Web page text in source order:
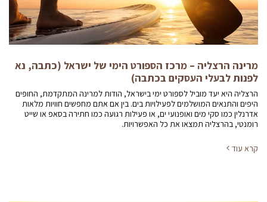
מרינה הרצליה – מרכז הספורט הימי של ישראל (כתבה, נא
לפנות לבעלי העסקים בכתבה)
הרצליה היא יעד מוביל לספורט ימי בישראל, הודות למרינה המתקדמת, החופים
היפים והתנאים המושלמים לפעילויות בים. בין אם אתם מחפשים חוויות מלאות
אדרנלין כמו סקי מים ואופנועי ים, או פעילות רגועה כמו חתירה בסאפ או שייט
רומנטי, בהרצליה תמצאו את כל האפשרויות.
קרא עוד